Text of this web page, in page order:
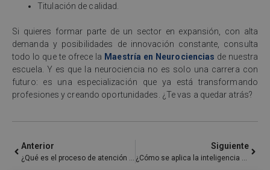
Titulación de calidad.
Si quieres formar parte de un sector en expansión, con alta
demanda y posibilidades de innovación constante, consulta
todo lo que te ofrece la Maestría en Neurociencias de nuestra
escuela. Y es que la neurociencia no es solo una carrera con
futuro: es una especialización que ya está transformando
profesiones y creando oportunidades. ¿Te vas a quedar atrás?
Anterior
¿Qué es el proceso de atención nutricional y cuáles son sus pasos?
Siguiente
¿Cómo se aplica la inteligencia artificial en recursos humanos?